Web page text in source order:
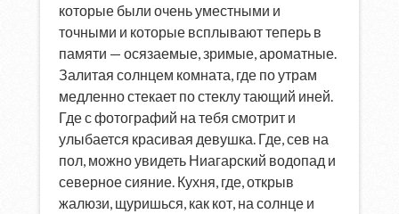
которые были очень уместными и
точными и которые всплывают теперь в
памяти — осязаемые, зримые, ароматные.
Залитая солнцем комната, где по утрам
медленно стекает по стеклу тающий иней.
Где с фотографий на тебя смотрит и
улыбается красивая девушка. Где, сев на
пол, можно увидеть Ниагарский водопад и
северное сияние. Кухня, где, открыв
жалюзи, щуришься, как кот, на солнце и